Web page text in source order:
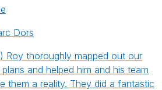
Dors
Roy thoroughly mapped out our
and helped him and his team
them a reality. They did a fantastic